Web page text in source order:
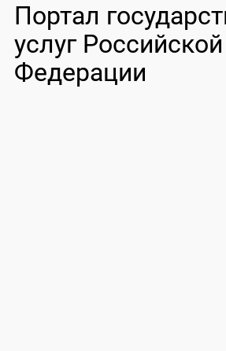
Портал
услуг Российской
Федерации